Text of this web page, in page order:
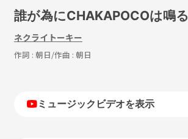
誰が為にCHAKAPOCOは鳴る
ネクライトーキー
作詞 : 朝日/作曲 : 朝日
ミュージックビデオを表示